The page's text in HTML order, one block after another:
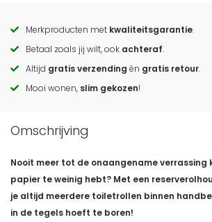
Call
to
actions
Merkproducten met kwaliteitsgarantie.
Betaal zoals jij wilt, ook achteraf.
Altijd gratis verzending én gratis retour.
Mooi wonen, slim gekozen!
Nooit meer tot de onaangename verrassing
papier te weinig hebt? Met een
je altijd meerdere toiletrollen binnen
in de tegels hoeft te boren!